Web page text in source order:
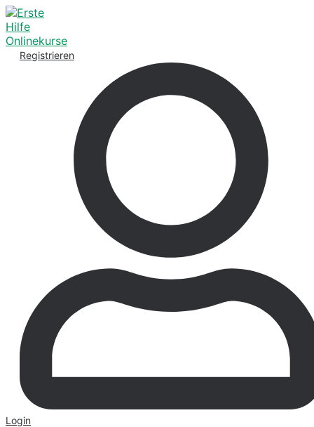
Registrieren
Login